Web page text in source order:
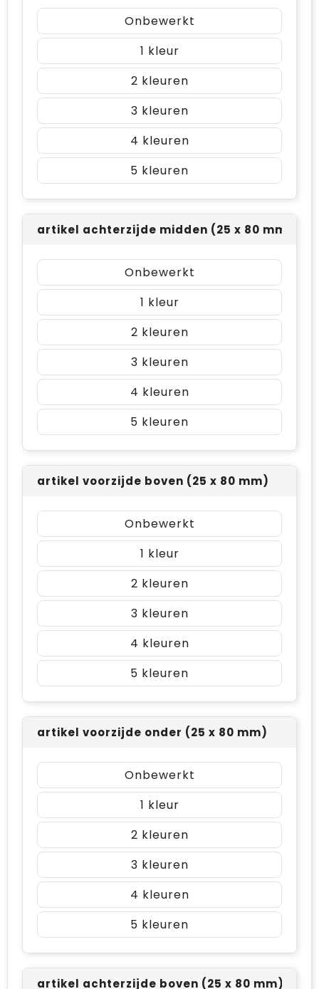
Onbewerkt
1
2
3
4
5
artikel achterzijde midden (25 x 80 mm)
Onbewerkt
1
2
3
4
5
artikel voorzijde boven (25 x 80 mm)
Onbewerkt
1
2
3
4
5
artikel voorzijde onder (25 x 80 mm)
Onbewerkt
1
2
3
4
5
artikel achterzijde boven (25 x 80 mm)